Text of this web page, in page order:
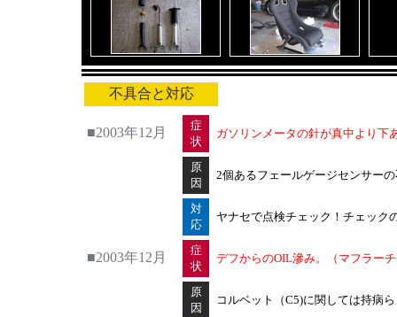
不具合と対応
■2003年12月
症
状
ガソリンメータの針が真中より下
原
因
2個あるフェールゲージセンサー
対
応
ヤナセで点検チェック！チェック
■2003年12月
症
状
デフからのOIL滲み。（マフラー
原
因
コルベット（C5)に関しては持病